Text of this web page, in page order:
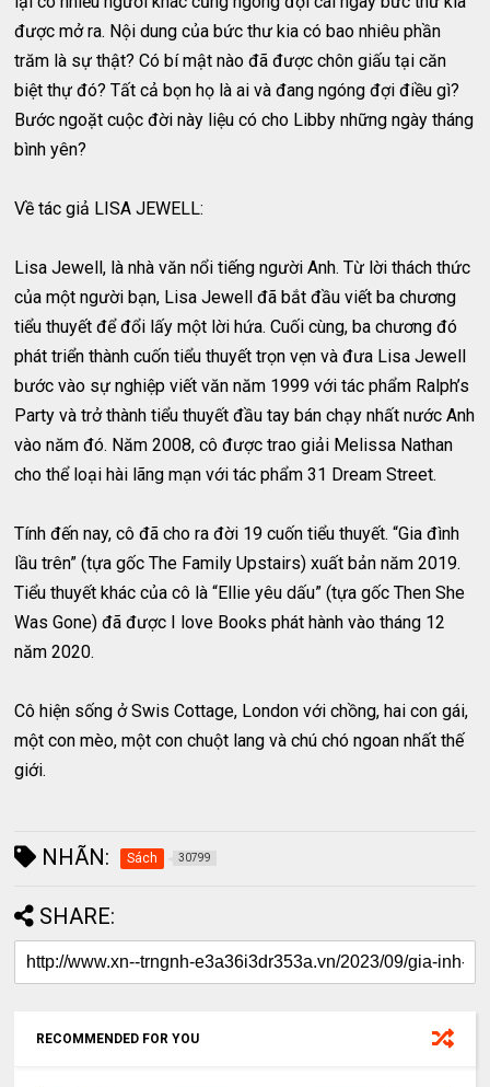
được mở ra. Nội dung của bức thư kia có bao nhiêu phần
trăm là sự thật? Có bí mật nào đã được chôn giấu tại căn
biệt thự đó? Tất cả bọn họ là ai và đang ngóng đợi điều gì?
Bước ngoặt cuộc đời này liệu có cho Libby những ngày tháng
bình yên?
Về tác giả LISA JEWELL:
Lisa Jewell, là nhà văn nổi tiếng người Anh. Từ lời thách thức
của một người bạn, Lisa Jewell đã bắt đầu viết ba chương
tiểu thuyết để đổi lấy một lời hứa. Cuối cùng, ba chương đó
phát triển thành cuốn tiểu thuyết trọn vẹn và đưa Lisa Jewell
bước vào sự nghiệp viết văn năm 1999 với tác phẩm Ralph’s
Party và trở thành tiểu thuyết đầu tay bán chạy nhất nước Anh
vào năm đó. Năm 2008, cô được trao giải Melissa Nathan
cho thể loại hài lãng mạn với tác phẩm 31 Dream Street.
Tính đến nay, cô đã cho ra đời 19 cuốn tiểu thuyết. “Gia đình
lầu trên” (tựa gốc The Family Upstairs) xuất bản năm 2019.
Tiểu thuyết khác của cô là “Ellie yêu dấu” (tựa gốc Then She
Was Gone) đã được I love Books phát hành vào tháng 12
năm 2020.
Cô hiện sống ở Swis Cottage, London với chồng, hai con gái,
một con mèo, một con chuột lang và chú chó ngoan nhất thế
giới.
NHÃN: Sách 30799
SHARE:
RECOMMENDED FOR YOU